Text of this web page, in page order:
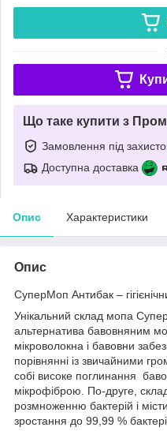
Що таке купити з
Замовлення під
Доступна доставка
Опис Характеристики
Опис
СуперМоп Антибак –
Унікальний склад мопа
альтернатива бавовняним
мікроволокна і бавовни
порівнянні із звичайними
собі високе поглинання
мікрофіброю. По-друге,
розмноженню бактерій і
зростання до 99,99 %